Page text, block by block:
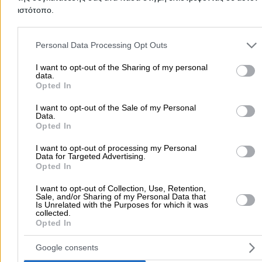
ιστότοπο.
Please note that this website/app uses one or more Google
and may gather and store information including but not limited to
to Google and its third-party tags to use your data for below
purposes in below Google consent section.
Personal Data Processing Opt Outs
I want to opt-out of the Sharing of my personal
data.
Opted In
I want to opt-out of the Sale of my Personal
Data.
Opted In
I want to opt-out of processing my Personal
Data for Targeted Advertising.
Opted In
I want to opt-out of Collection, Use, Retention,
Sale, and/or Sharing of my Personal Data that
Is Unrelated with the Purposes for which it was
collected.
Opted In
Google consents
Τηλέφωνο:
Στοιχεία αναζήτησης:Προϊόντα Ζαχαροπλαστικής ,
ΚΟΡΦΙΤΗΣ Π ΚΑΙ ΣΙΑ ΟΕ
Πρώτες Ύλες Ζαχαροπλαστικής
Κραγιά Ι. 10 & Αρκαδίου, Αμπελόκηποι
Τηλέφωνο:2310729433
Στοιχεία αναζήτησης:
Προϊόντα Ζαχαροπλαστικής ,
Προάστια Θεσσαλονίκης Δυτικά
PICCOLINO - ΑΦΟΙ ΑΝΤΩΝΙΟΥ ΚΑΙ ΣΙΑ ΑΒΕΕ
Βιομηχανία Πρώτων Υλών Ζαχαροπλαστικής και
Πρώτες Ύλες Ζαχαροπλαστικής
4ο χλμ Εθνικής Οδού Θεσσαλονίκης - Ωραιοκάστρου,
Σταυρούπολη
Τηλέφωνο: 2310681986